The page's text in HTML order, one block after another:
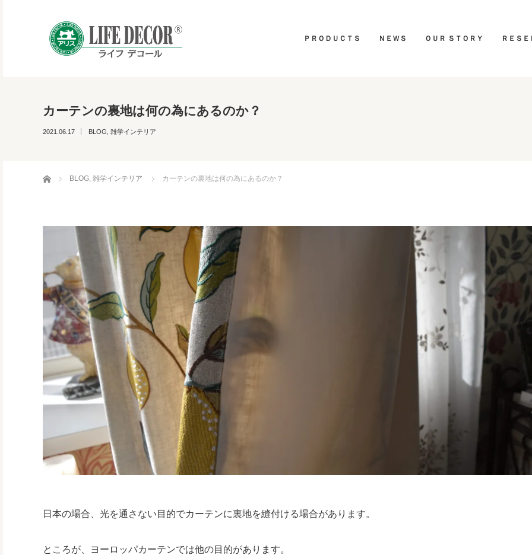
ＰＲＯＤＵＣＴＳ ＮＥＷＳ ＯＵＲ ＳＴＯＲＹ ＲＥＳ
カーテンの裏地は何の為にあるのか？
2021.06.17 BLOG 雑学インテリア
ホーム BLOG, 雑学インテリア カーテンの裏地は何の為にあるのか？
日本の場合、光を通さない目的でカーテンに裏地を縫付ける場合があります。
ところが、ヨーロッパカーテンでは他の目的があります。